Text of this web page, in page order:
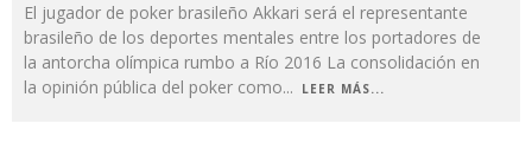
El jugador de poker brasileño Akkari será el representante
brasileño de los deportes mentales entre los portadores de
la antorcha olímpica rumbo a Río 2016 La consolidación en
la opinión pública del poker como... LEER MÁS...